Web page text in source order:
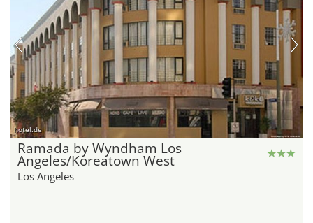
hotel.de
Ramada by Wyndham Los
Angeles/Koreatown West
Los Angeles